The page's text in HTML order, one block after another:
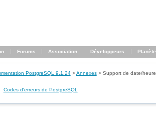
Forums Association Développeurs Planète
PostgreSQL 9.1.24>Annexes> Support de date/heure
Codes d'erreurs de PostgreSQL